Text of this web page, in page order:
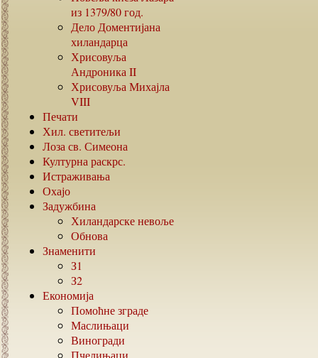
из 1379/80год.
Дело Доментијана
хиландарца
Хрисовуља
Андроника II
Хрисовуља Михајла
VIII
Печати
Хил. светитељи
Лоза св. Симеона
Културна раскрс.
Истраживања
Охајо
Задужбина
Хиландарске невоље
Обнова
Знаменити
З1
З2
Економија
Помоћне зграде
Маслињаци
Виногради
Пчелињаци